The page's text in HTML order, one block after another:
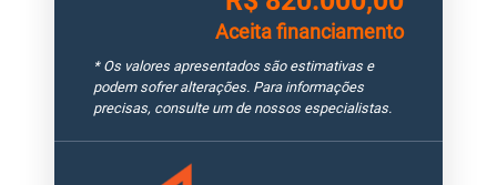
Aceita financiamento
* Os valores apresentados são estimativas e
podem sofrer alterações. Para informações
precisas, consulte um de nossos especialistas.